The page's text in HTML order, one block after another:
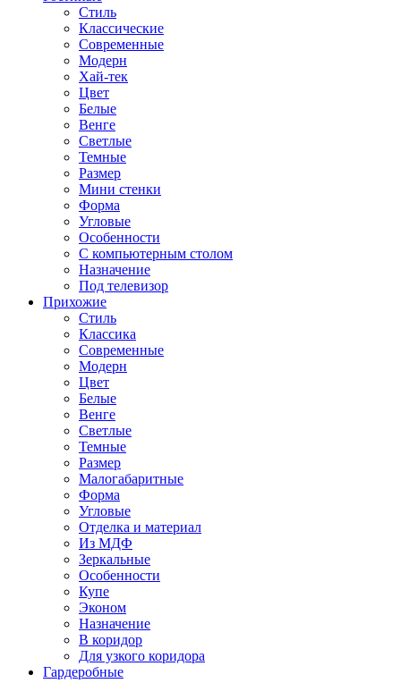
Стиль
Классические
Современные
Модерн
Хай-тек
Цвет
Белые
Венге
Светлые
Темные
Размер
Мини стенки
Форма
Угловые
Особенности
С компьютерным столом
Назначение
Под телевизор
Прихожие
Стиль
Классика
Современные
Модерн
Цвет
Белые
Венге
Светлые
Темные
Размер
Малогабаритные
Форма
Угловые
Отделка и материал
Из МДФ
Зеркальные
Особенности
Купе
Эконом
Назначение
В коридор
Для узкого коридора
Гардеробные